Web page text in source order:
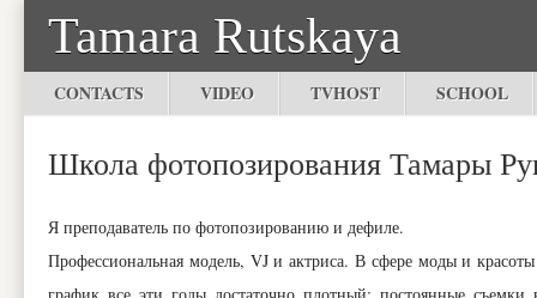
Tamara Rutskaya
CONTACTS VIDEO TVHOST SCHOOL
Школа фотопозирования Тамары
Я преподаватель по фотопозированию и дефиле.
Профессиональная модель, VJ и актриса. В сфере моды и